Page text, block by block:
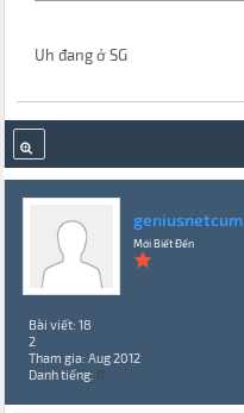
Uh đang ở SG
geniusnetcum
Mới Biết Đến
Bài viết: 18
2
Tham gia: Aug 2012
Danh tiếng: 0